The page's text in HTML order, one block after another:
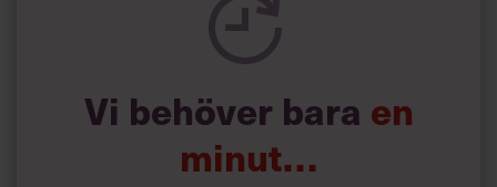
Vi behöver bara en
minut…